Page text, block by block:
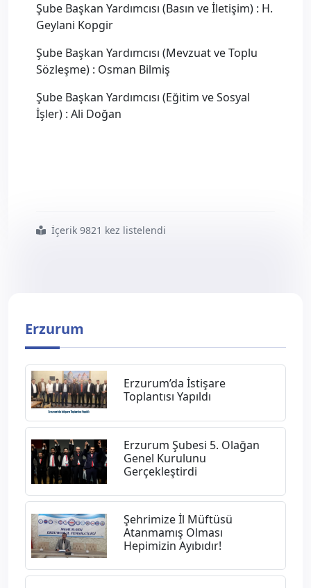
Şube Başkan Yardımcısı (Basın ve İletişim) : H.
Geylani Kopgir
Şube Başkan Yardımcısı (Mevzuat ve Toplu
Sözleşme) : Osman Bilmiş
Şube Başkan Yardımcısı (Eğitim ve Sosyal
İşler) : Ali Doğan
#erzurum
#şubesi
#olağan
#genel
#kurul
#seçimleri
#gerçekleştirildi
İçerik 9821 kez listelendi
Erzurum
Erzurum’da İstişare
Toplantısı Yapıldı
Erzurum Şubesi 5. Olağan
Genel Kurulunu
Gerçekleştirdi
Şehrimize İl Müftüsü
Atanmamış Olması
Hepimizin Ayıbıdır!